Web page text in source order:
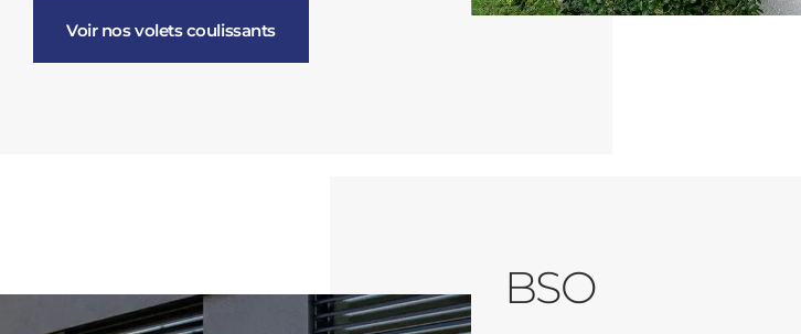
Voir nos volets coulissants
BSO